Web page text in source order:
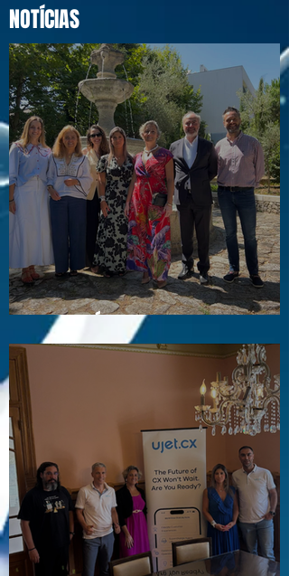
NOTÍCIAS
Visita a Águas e Energia do Porto